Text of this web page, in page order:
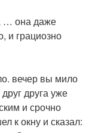
… она даже
и грациозно
вечер вы мило
друга уже
и срочно
к окну и сказал: